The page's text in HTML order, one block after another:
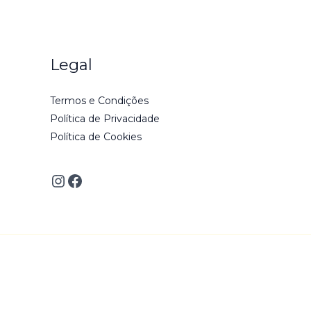
Legal
Termos e Condições
Política de Privacidade
Política de Cookies